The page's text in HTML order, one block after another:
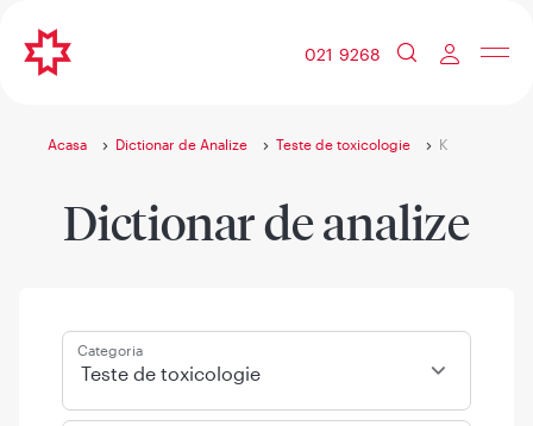
021 9268
Acasa Dictionar de Analize Teste de toxicologie K
Dictionar de analize
Categoria
Teste de toxicologie